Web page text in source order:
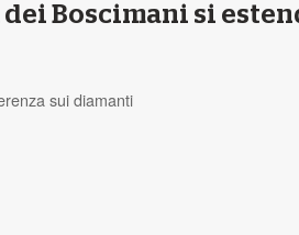
dei Boscimani si
sui diamanti